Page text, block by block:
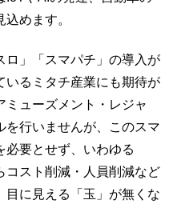
めます。
ロ」「スマパチ」の導入が
いるミタチ産業にも期待が
ミューズメント・レジャ
を行いませんが、このスマ
必要とせず、いわゆる
コスト削減・人員削減など
目に見える「玉」が無くな